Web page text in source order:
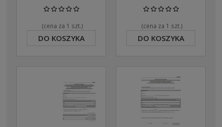
(cena za 1 szt.)
DO KOSZYKA
(cena za 1 szt.)
DO KOSZYKA